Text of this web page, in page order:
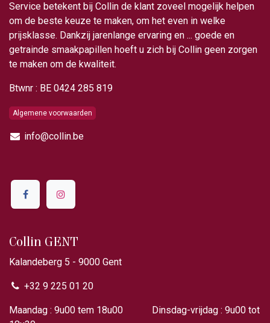
Service betekent bij Collin de klant zoveel mogelijk helpen
om de beste keuze te maken, om het even in welke
prijsklasse. Dankzij jarenlange ervaring en ... goede en
getrainde smaakpapillen hoeft u zich bij Collin geen zorgen
te maken om de kwaliteit.
Btwnr : BE 0424 285 819
Algemene voorwaarden
info@collin.be
Collin GENT
Kalandeberg 5 - 9000 Gent​
+32 9 225 01 20
Maandag : 9u00 tem 18u00 Dinsdag-vrijdag : 9u00 tot